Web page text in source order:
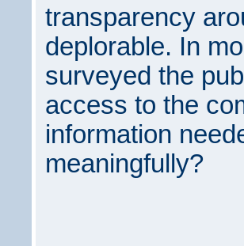
transparency
deplorable. In
surveyed the
access to the
information
meaningfully?